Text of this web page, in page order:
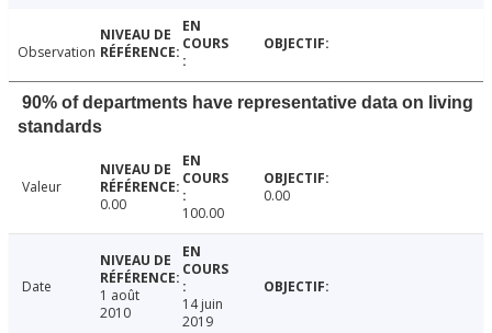
Observation
90% of departments have representative data on living
standards
Valeur
0.00
100.00
0.00
Date
1 août
2010
14 juin
2019